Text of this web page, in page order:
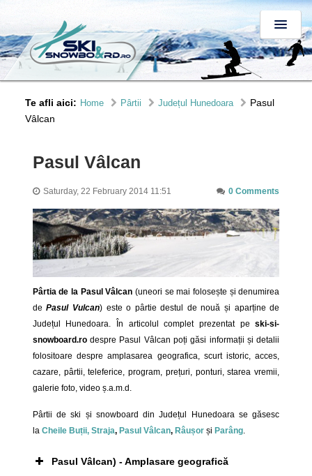
Te afli aici: Home Pârtii Județul Hunedoara
Pasul
Vâlcan
Pasul Vâlcan
Saturday, 22 February 2014 11:51 0 Comments
Pârtia de la Pasul Vâlcan (uneori se mai folosește și denumirea
dePasul Vulcan) este o pârtie destul de nouă și aparține de
Județul Hunedoara. În articolul complet prezentat peski-si-
snowboard.rodespre Pasul Vâlcan poți găsi informații și detalii
folositoare despre amplasarea geografica, scurt istoric, acces,
cazare, pârtii, teleferice, program, prețuri, ponturi, starea vremii,
galerie foto, video ș.a.m.d.
Pârtii de ski și snowboard din Județul Hunedoara se găsesc
la Cheile Buții, Straja, Pasul Vâlcan, Râușor și Parâng.
Pasul Vâlcan) - Amplasare geografică